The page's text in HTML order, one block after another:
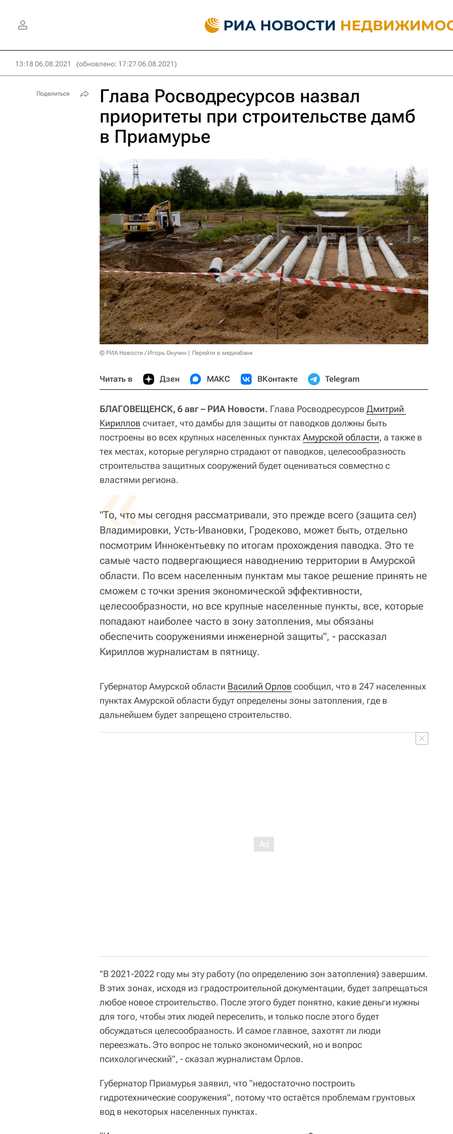
13:18 06.08.2021 (обновлено: 17:27 06.08.2021)
Глава Росводресурсов назвал
приоритеты при строительстве дамб
в Приамурье
© РИА Новости / Игорь Онучин Перейти в медиабанк
Читать в Дзен МАКС ВКонтакте Telegram
БЛАГОВЕЩЕНСК, 6 авг – РИА Новости. Глава Росводресурсов Дмитрий
Кириллов считает, что дамбы для защиты от паводков должны быть
построены во всех крупных населенных пунктах Амурской области, а также в
тех местах, которые регулярно страдают от паводков, целесообразность
строительства защитных сооружений будет оцениваться совместно с
властями региона.
«
"То, что мы сегодня рассматривали, это прежде всего (защита сел)
Владимировки, Усть-Ивановки, Гродеково, может быть, отдельно
посмотрим Иннокентьевку по итогам прохождения паводка. Это те
самые часто подвергающиеся наводнению территории в Амурской
области. По всем населенным пунктам мы такое решение принять не
сможем с точки зрения экономической эффективности,
целесообразности, но все крупные населенные пункты, все, которые
попадают наиболее часто в зону затопления, мы обязаны
обеспечить сооружениями инженерной защиты", - рассказал
Кириллов журналистам в пятницу.
Губернатор Амурской области Василий Орлов сообщил, что в 247 населенных
пунктах Амурской области будут определены зоны затопления, где в
дальнейшем будет запрещено строительство.
"В 2021-2022 году мы эту работу (по определению зон затопления) завершим.
В этих зонах, исходя из градостроительной документации, будет запрещаться
любое новое строительство. После этого будет понятно, какие деньги нужны
для того, чтобы этих людей переселить, и только после этого будет
обсуждаться целесообразность. И самое главное, захотят ли люди
переезжать. Это вопрос не только экономический, но и вопрос
психологический", - сказал журналистам Орлов.
Губернатор Приамурья заявил, что "недостаточно построить
гидротехнические сооружения", потому что остаётся проблемам грунтовых
вод в некоторых населенных пунктах.
Поделиться